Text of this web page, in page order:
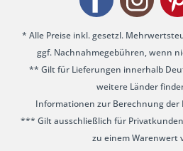
* Alle Preise inkl. gesetzl.
ggf. Nachnahmegebühren, wenn
** Gilt für Lieferungen innerhalb
weitere Länder
Informationen zur Berechnung der
*** Gilt ausschließlich für
zu einem Warenwert